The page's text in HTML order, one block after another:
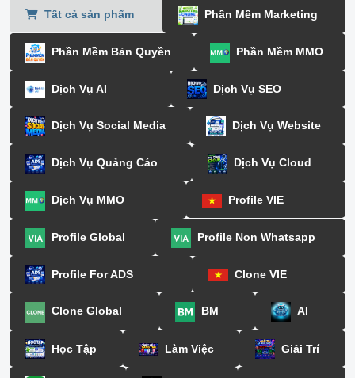
Tất cả sản phẩm Phần Mềm Marketing
Phần Mềm Bản Quyền Phần Mềm MMO
Dịch Vụ AI Dịch Vụ SEO
Dịch Vụ Social Media Dịch Vụ Website
Dịch Vụ Quảng Cáo Dịch Vụ Cloud
Dịch Vụ MMO Profile VIE
Profile Global Profile Non Whatsapp
Profile For ADS Clone VIE
Clone Global BM AI
Học Tập Làm Việc Giải Trí